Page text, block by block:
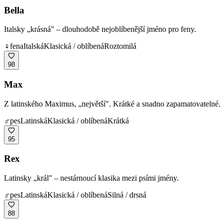
Bella
Italsky „krásná" – dlouhodobě nejoblíbenější jméno pro feny.
♀fenaItalskáKlasická / oblíbenáRoztomilá
98
Max
Z latinského Maximus, „největší". Krátké a snadno zapamatovatelné.
♂pesLatinskáKlasická / oblíbenáKrátká
95
Rex
Latinsky „král" – nestárnoucí klasika mezi psími jmény.
♂pesLatinskáKlasická / oblíbenáSilná / drsná
88